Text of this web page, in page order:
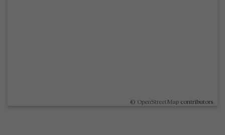
© OpenStreetMap contributors.